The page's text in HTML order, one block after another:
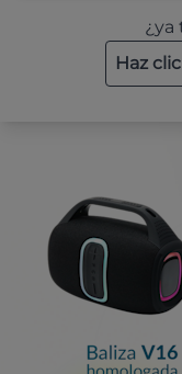
¿ya
Haz